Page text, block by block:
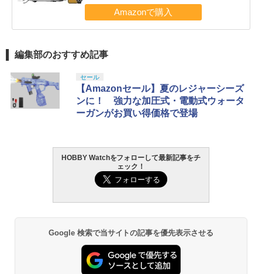
編集部のおすすめ記事
セール
【Amazonセール】夏のレジャーシーズ
ンに！ 強力な加圧式・電動式ウォータ
ーガンがお買い得価格で登場
HOBBY Watchをフォローして最新記事をチ
ェック！
Google 検索で当サイトの記事を優先表示させる